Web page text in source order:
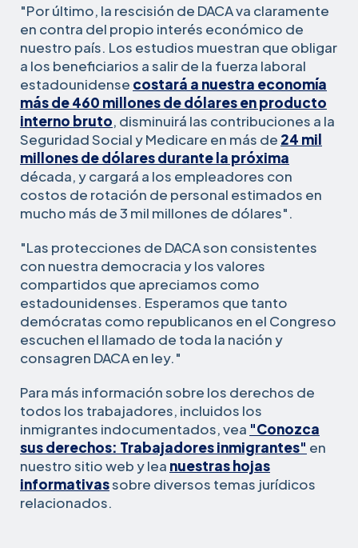
"Por último, la rescisión de DACA va claramente
en contra del propio interés económico de
nuestro país. Los estudios muestran que obligar
a los beneficiarios a salir de la fuerza laboral
estadounidense costará a nuestra economía
más de 460 millones de dólares en producto
interno bruto, disminuirá las contribuciones a la
Seguridad Social y Medicare en más de 24 mil
millones de dólares durante la próxima
década, y cargará a los empleadores con
costos de rotación de personal estimados en
mucho más de 3 mil millones de dólares".
"Las protecciones de DACA son consistentes
con nuestra democracia y los valores
compartidos que apreciamos como
estadounidenses. Esperamos que tanto
demócratas como republicanos en el Congreso
escuchen el llamado de toda la nación y
consagren DACA en ley."
Para más información sobre los derechos de
todos los trabajadores, incluidos los
inmigrantes indocumentados, vea "Conozca
sus derechos: Trabajadores inmigrantes" en
nuestro sitio web y lea nuestras hojas
informativassobre diversos temas jurídicos
relacionados.